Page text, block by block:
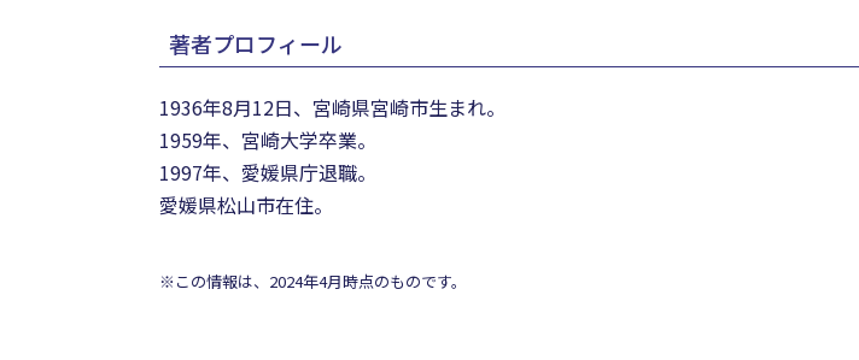
著者プロフィール
1936年8月12日、宮崎県宮崎市生まれ。
1959年、宮崎大学卒業。
1997年、愛媛県庁退職。
愛媛県松山市在住。
※この情報は、2024年4月時点のものです。